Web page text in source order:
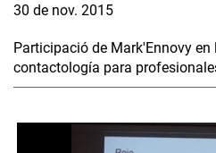
30 de nov. 2015
Participació de Mark'Ennovy en
contactología para